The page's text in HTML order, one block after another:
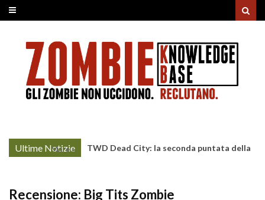
Ultime Notizie
More »
TWD Dead City: la seconda puntata della
Recensione: Big Tits Zombie